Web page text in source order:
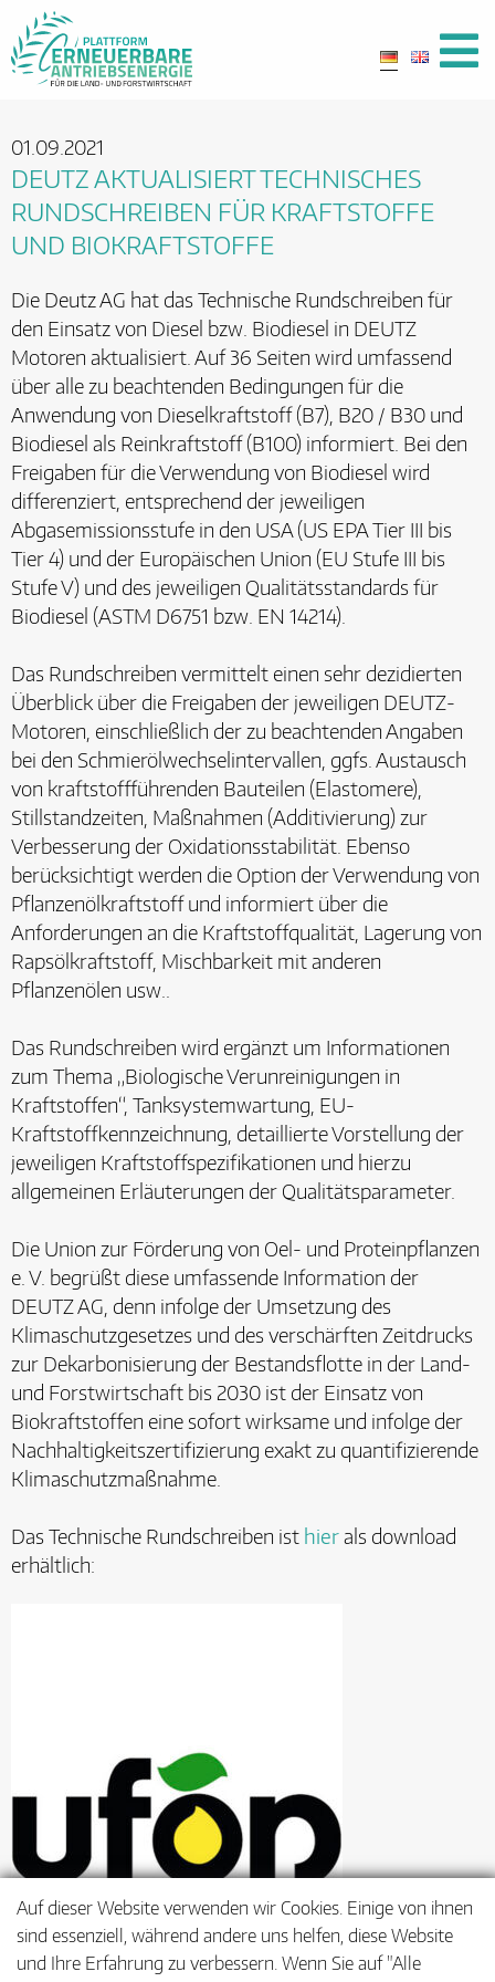
01.09.2021
DEUTZ AKTUALISIERT TECHNISCHES
RUNDSCHREIBEN FÜR KRAFTSTOFFE
UND BIOKRAFTSTOFFE
Die Deutz AG hat das Technische Rundschreiben für
den Einsatz von Diesel bzw. Biodiesel in DEUTZ
Motoren aktualisiert. Auf 36 Seiten wird umfassend
über alle zu beachtenden Bedingungen für die
Anwendung von Dieselkraftstoff (B7), B20 / B30 und
Biodiesel als Reinkraftstoff (B100) informiert. Bei den
Freigaben für die Verwendung von Biodiesel wird
differenziert, entsprechend der jeweiligen
Abgasemissionsstufe in den USA (US EPA Tier III bis
Tier 4) und der Europäischen Union (EU Stufe III bis
Stufe V) und des jeweiligen Qualitätsstandards für
Biodiesel (ASTM D6751 bzw. EN 14214).
Das Rundschreiben vermittelt einen sehr dezidierten
Überblick über die Freigaben der jeweiligen DEUTZ-
Motoren, einschließlich der zu beachtenden Angaben
bei den Schmierölwechselintervallen, ggfs. Austausch
von kraftstoffführenden Bauteilen (Elastomere),
Stillstandzeiten, Maßnahmen (Additivierung) zur
Verbesserung der Oxidationsstabilität. Ebenso
berücksichtigt werden die Option der Verwendung von
Pflanzenölkraftstoff und informiert über die
Anforderungen an die Kraftstoffqualität, Lagerung von
Rapsölkraftstoff, Mischbarkeit mit anderen
Pflanzenölen usw..
Das Rundschreiben wird ergänzt um Informationen
zum Thema „Biologische Verunreinigungen in
Kraftstoffen“, Tanksystemwartung, EU-
Kraftstoffkennzeichnung, detaillierte Vorstellung der
jeweiligen Kraftstoffspezifikationen und hierzu
allgemeinen Erläuterungen der Qualitätsparameter.
Die Union zur Förderung von Oel- und Proteinpflanzen
e. V. begrüßt diese umfassende Information der
DEUTZ AG, denn infolge der Umsetzung des
Klimaschutzgesetzes und des verschärften Zeitdrucks
zur Dekarbonisierung der Bestandsflotte in der Land-
und Forstwirtschaft bis 2030 ist der Einsatz von
Biokraftstoffen eine sofort wirksame und infolge der
Nachhaltigkeitszertifizierung exakt zu quantifizierende
Klimaschutzmaßnahme.
Das Technische Rundschreiben ist hierals download
erhältlich:
Auf dieser Website verwenden wir Cookies. Einige von ihnen
sind essenziell, während andere uns helfen, diese Website
und Ihre Erfahrung zu verbessern. Wenn Sie auf "Alle